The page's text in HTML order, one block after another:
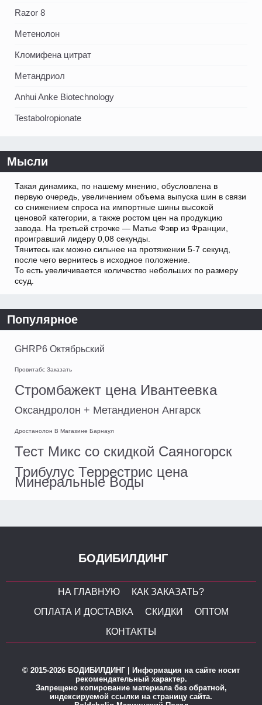
Razor 8
Метенолон
Кломифена цитрат
Метандриол
Anhui Anke Biotechnology
Testabolropionate
Мысли
Такая динамика, по нашему мнению, обусловлена в
первую очередь, увеличением объема выпуска шин в связи
со снижением спроса на импортные шины высокой
ценовой категории, а также ростом цен на продукцию
завода. На третьей строчке — Матье Фэвр из Франции,
проигравший лидеру 0,08 секунды.
Тянитесь как можно сильнее на протяжении 5-7 секунд,
после чего вернитесь в исходное положение.
То есть увеличивается количество небольших по размеру
ссуд.
Популярное
GHRP6 Октябрьский
Провитабс Заказать
Стромбажект цена Ивантеевка
Оксандролон + Метандиенон Ангарск
Дростанолон В Магазине Барнаул
Тест Микс со скидкой Саяногорск
Трибулус Террестрис цена
Минеральные Воды
БОДИБИЛДИНГ
НА ГЛАВНУЮ
КАК ЗАКАЗАТЬ?
ОПЛАТА И ДОСТАВКА
СКИДКИ
ОПТОМ
КОНТАКТЫ
© 2015-2026 БОДИБИЛДИНГ | Информация на сайте носит
рекомендательный характер.
Запрещено копирование материала без обратной,
индексируемой ссылки на страницу сайта.